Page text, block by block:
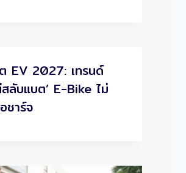
EV 2027: เทรนด์
สลับแบต’ E-Bike ไม่
ชาร์จ